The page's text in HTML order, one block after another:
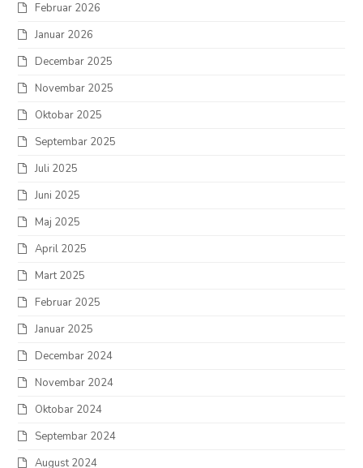
Februar 2026
Januar 2026
Decembar 2025
Novembar 2025
Oktobar 2025
Septembar 2025
Juli 2025
Juni 2025
Maj 2025
April 2025
Mart 2025
Februar 2025
Januar 2025
Decembar 2024
Novembar 2024
Oktobar 2024
Septembar 2024
August 2024